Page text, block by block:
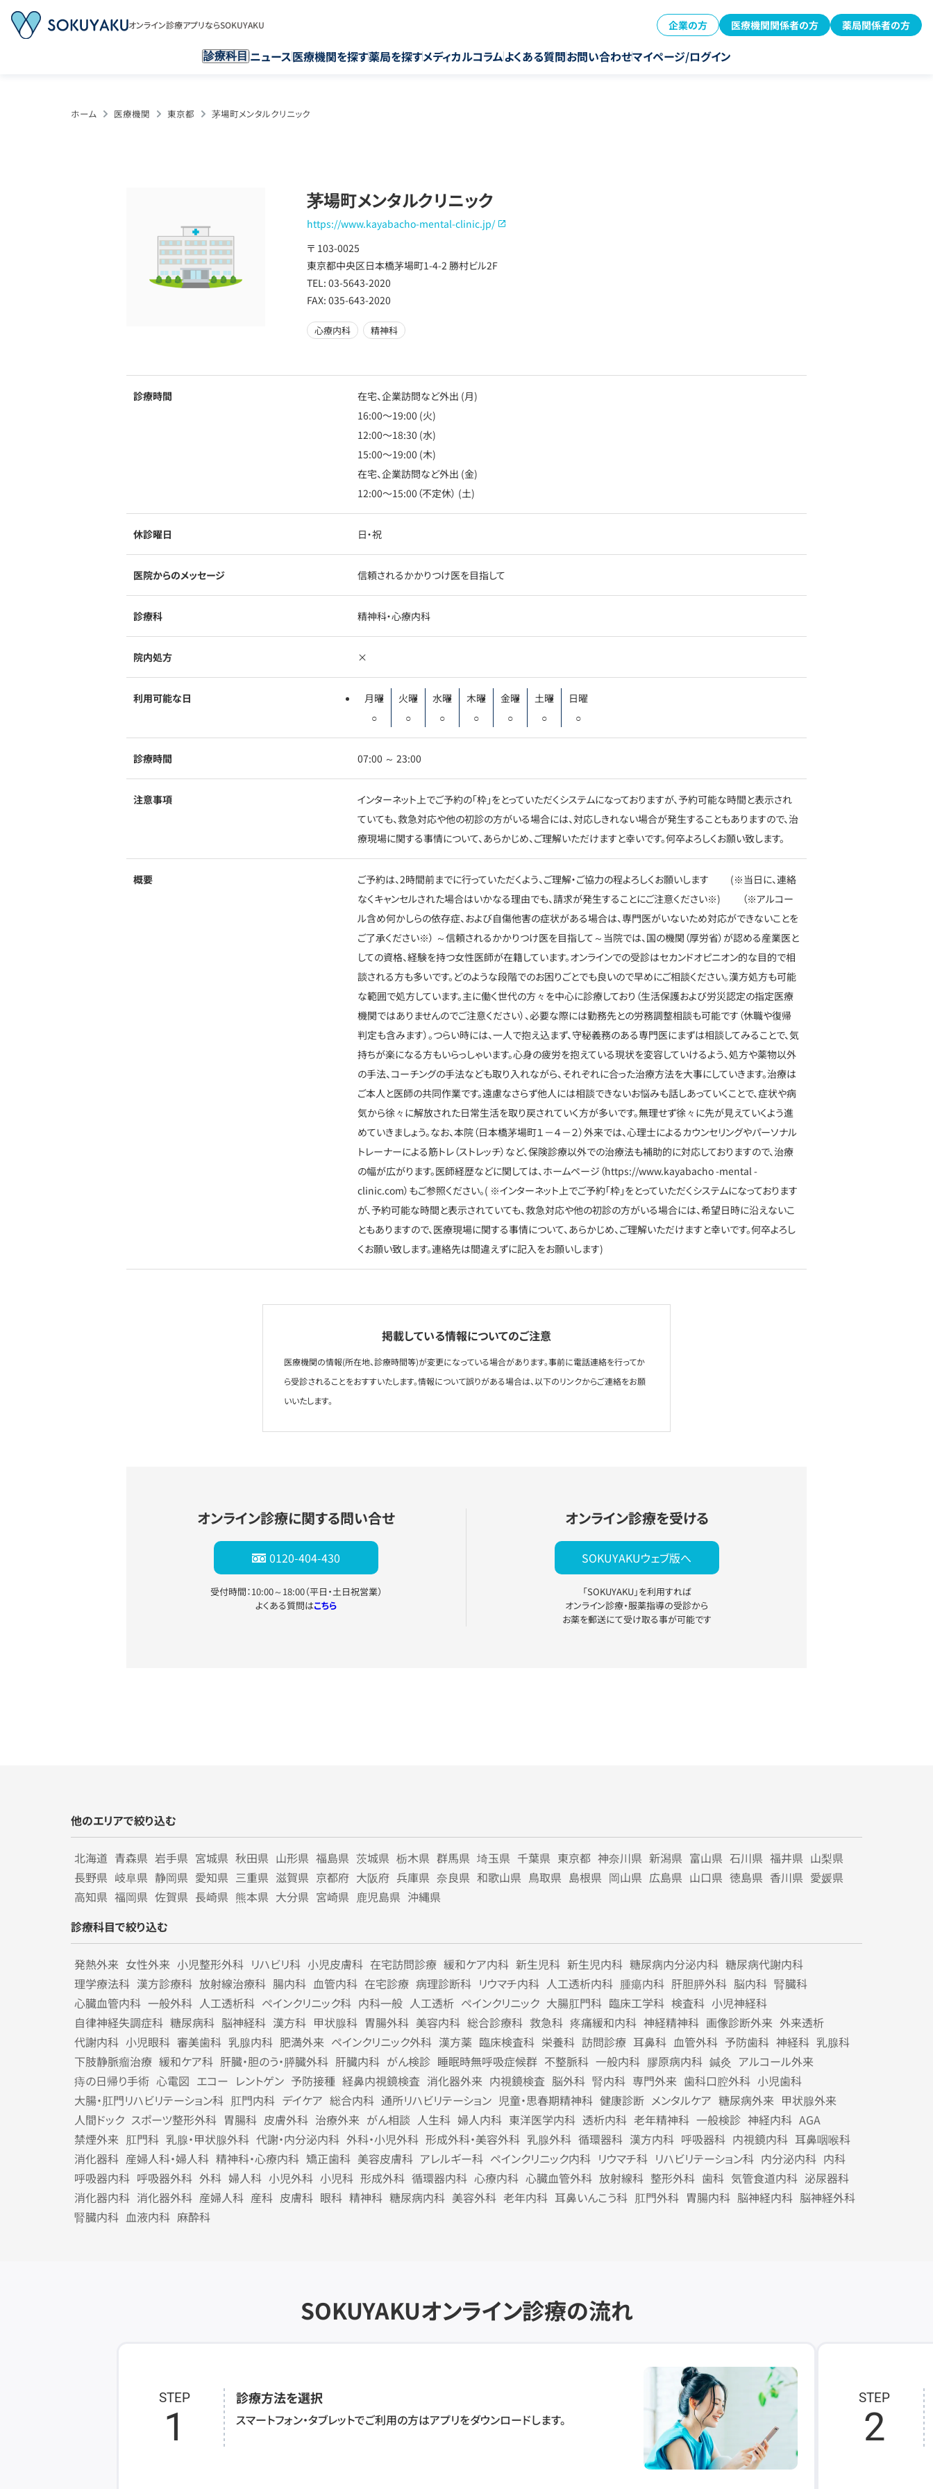
オンライン診療アプリならSOKUYAKU 企業の方 医療機関関係者の方 薬局関係者の方
診療科目 ニュース医療機関を探す薬局を探すメディカルコラムよくある質問お問い合わせマイページ/ログイン
ホーム 医療機関 東京都 茅場町メンタルクリニック
茅場町メンタルクリニック
https://www.kayabacho-mental-clinic.jp/
〒 103-0025
東京都中央区日本橋茅場町1-4-2 勝村ビル2F
TEL: 03-5643-2020
FAX: 035-643-2020
心療内科 精神科
診療時間
在宅、企業訪問など外出 (月)
16:00〜19:00 (火)
12:00〜18:30 (水)
15:00〜19:00 (木)
在宅、企業訪問など外出 (金)
12:00〜15:00（不定休） (土)
休診曜日 日・祝
医院からのメッセージ 信頼されるかかりつけ医を目指して
診療科 精神科・心療内科
院内処方 ×
利用可能な日
月曜
○
火曜
○
水曜
○
木曜
○
金曜
○
土曜
○
日曜
○
診療時間 07:00 ～ 23:00
注意事項
インターネット上でご予約の「枠」をとっていただくシステムになっておりますが、予約可能な時間と表示され
ていても、救急対応や他の初診の方がいる場合には、対応しきれない場合が発生することもありますので、治
療現場に関する事情について、あらかじめ、ご理解いただけますと幸いです。何卒よろしくお願い致します。
概要
ご予約は、2時間前までに行っていただくよう、ご理解・ご協力の程よろしくお願いします (※当日に、連絡
なくキャンセルされた場合はいかなる理由でも、請求が発生することにご注意ください※) （※アルコー
ル含め何かしらの依存症、および自傷他害の症状がある場合は、専門医がいないため対応ができないことを
ご了承ください※） ～信頼されるかかりつけ医を目指して～当院では、国の機関（厚労省）が認める産業医と
しての資格、経験を持つ女性医師が在籍しています。オンラインでの受診はセカンドオピニオン的な目的で相
談される方も多いです。どのような段階でのお困りごとでも良いので早めにご相談ください。漢方処方も可能
な範囲で処方しています。主に働く世代の方々を中心に診療しており（生活保護および労災認定の指定医療
機関ではありませんのでご注意ください）、必要な際には勤務先との労務調整相談も可能です（休職や復帰
判定も含みます）。つらい時には、一人で抱え込まず、守秘義務のある専門医にまずは相談してみることで、気
持ちが楽になる方もいらっしゃいます。心身の疲労を抱えている現状を変容していけるよう、処方や薬物以外
の手法、コーチングの手法なども取り入れながら、それぞれに合った治療方法を大事にしていきます。治療は
ご本人と医師の共同作業です。遠慮なさらず他人には相談できないお悩みも話しあっていくことで、症状や病
気から徐々に解放された日常生活を取り戻されていく方が多いです。無理せず徐々に先が見えていくよう進
めていきましょう。なお、本院（日本橋茅場町１－４－２）外来では、心理士によるカウンセリングやパーソナル
トレーナーによる筋トレ（ストレッチ）など、保険診療以外での治療法も補助的に対応しておりますので、治療
の幅が広がります。医師経歴などに関しては、ホームページ（https://www.kayabacho -mental -
clinic.com）もご参照ください。( ※インターネット上でご予約「枠」をとっていただくシステムになっております
が、予約可能な時間と表示されていても、救急対応や他の初診の方がいる場合には、希望日時に沿えないこ
ともありますので、医療現場に関する事情について、あらかじめ、ご理解いただけますと幸いです。何卒よろし
くお願い致します。連絡先は間違えずに記入をお願いします)
掲載している情報についてのご注意
医療機関の情報(所在地、診療時間等)が変更になっている場合があります。事前に電話連絡を行ってか
ら受診されることをおすすいたします。情報について誤りがある場合は、以下のリンクからご連絡をお願
いいたします。
オンライン診療に関する問い合せ
0120-404-430
受付時間：10:00～18:00（平日・土日祝営業）
よくある質問はこちら
オンライン診療を受ける
SOKUYAKUウェブ版へ
「SOKUYAKU」を利用すれば
オンライン診療・服薬指導の受診から
お薬を郵送にて受け取る事が可能です
他のエリアで絞り込む
北海道 青森県 岩手県 宮城県 秋田県 山形県 福島県 茨城県 栃木県 群馬県 埼玉県 千葉県 東京都 神奈川県 新潟県 富山県 石川県 福井県 山梨県
長野県 岐阜県 静岡県 愛知県 三重県 滋賀県 京都府 大阪府 兵庫県 奈良県 和歌山県 鳥取県 島根県 岡山県 広島県 山口県 徳島県 香川県 愛媛県
高知県 福岡県 佐賀県 長崎県 熊本県 大分県 宮崎県 鹿児島県 沖縄県
診療科目で絞り込む
発熱外来 女性外来 小児整形外科 リハビリ科 小児皮膚科 在宅訪問診療 緩和ケア内科 新生児科 新生児内科 糖尿病内分泌内科 糖尿病代謝内科
理学療法科 漢方診療科 放射線治療科 腸内科 血管内科 在宅診療 病理診断科 リウマチ内科 人工透析内科 腫瘍内科 肝胆膵外科 脳内科 腎臓科
心臓血管内科 一般外科 人工透析科 ペインクリニック科 内科一般 人工透析 ペインクリニック 大腸肛門科 臨床工学科 検査科 小児神経科
自律神経失調症科 糖尿病科 脳神経科 漢方科 甲状腺科 胃腸外科 美容内科 総合診療科 救急科 疼痛緩和内科 神経精神科 画像診断外来 外来透析
代謝内科 小児眼科 審美歯科 乳腺内科 肥満外来 ペインクリニック外科 漢方薬 臨床検査科 栄養科 訪問診療 耳鼻科 血管外科 予防歯科 神経科 乳腺科
下肢静脈瘤治療 緩和ケア科 肝臓・胆のう・膵臓外科 肝臓内科 がん検診 睡眠時無呼吸症候群 不整脈科 一般内科 膠原病内科 鍼灸 アルコール外来
痔の日帰り手術 心電図 エコー レントゲン 予防接種 経鼻内視鏡検査 消化器外来 内視鏡検査 脳外科 腎内科 専門外来 歯科口腔外科 小児歯科
大腸・肛門リハビリテーション科 肛門内科 デイケア 総合内科 通所リハビリテーション 児童・思春期精神科 健康診断 メンタルケア 糖尿病外来 甲状腺外来
人間ドック スポーツ整形外科 胃腸科 皮膚外科 治療外来 がん相談 人生科 婦人内科 東洋医学内科 透析内科 老年精神科 一般検診 神経内科 AGA
禁煙外来 肛門科 乳腺・甲状腺外科 代謝・内分泌内科 外科・小児外科 形成外科・美容外科 乳腺外科 循環器科 漢方内科 呼吸器科 内視鏡内科 耳鼻咽喉科
消化器科 産婦人科・婦人科 精神科・心療内科 矯正歯科 美容皮膚科 アレルギー科 ペインクリニック内科 リウマチ科 リハビリテーション科 内分泌内科 内科
呼吸器内科 呼吸器外科 外科 婦人科 小児外科 小児科 形成外科 循環器内科 心療内科 心臓血管外科 放射線科 整形外科 歯科 気管食道内科 泌尿器科
消化器内科 消化器外科 産婦人科 産科 皮膚科 眼科 精神科 糖尿病内科 美容外科 老年内科 耳鼻いんこう科 肛門外科 胃腸内科 脳神経内科 脳神経外科
腎臓内科 血液内科 麻酔科
SOKUYAKUオンライン診療の流れ
STEP
1
診療方法を選択
スマートフォン・タブレットでご利用の方はアプリをダウンロードします。
STEP
2